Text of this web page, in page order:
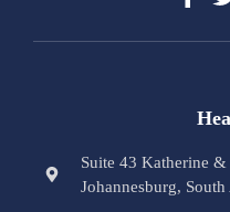
Suite 43 Katherine &
Johannesburg,